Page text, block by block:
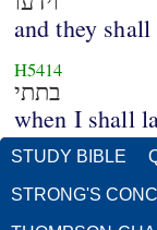
and they
H5414
בתתי
when I shall
STUDY BIBLE
STRONG'S